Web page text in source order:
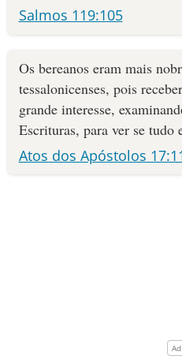
Salmos 119:105
Os bereanos eram mais
tessalonicenses, pois
grande interesse,
Escrituras, para ver se tudo
Atos dos Apóstolos